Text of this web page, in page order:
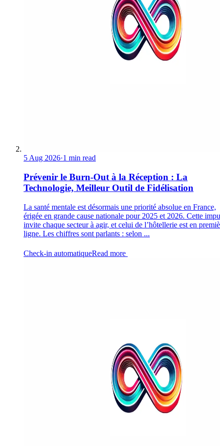
5 Aug 2026·1 min read
Prévenir le Burn-Out à la Réception : La
Technologie, Meilleur Outil de Fidélisation
La santé mentale est désormais une priorité absolue en France,
érigée en grande cause nationale pour 2025 et 2026. Cette
invite chaque secteur à agir, et celui de l’hôtellerie est en
ligne. Les chiffres sont parlants : selon ...
Check-in automatiqueRead more